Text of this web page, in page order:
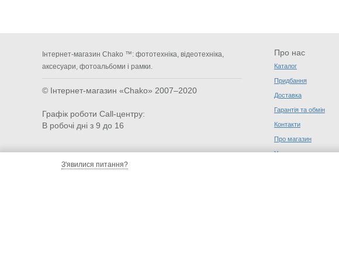
З'явилися питання?
Інтернет-магазин Chako ™: фототехніка, відеотехніка,
аксесуари, фотоальбоми і рамки.
© Інтернет-магазин «Chako» 2007–2020
Графік роботи Call-центру:
В робочі дні з 9 до 16
Про нас
Каталог
Придбання
Доставка
Гарантія та обмін
Контакти
Про магазин
Угода користувача